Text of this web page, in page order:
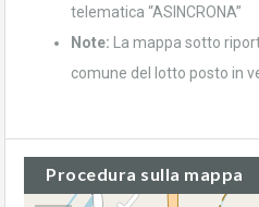
telematica “ASINCRONA”
Note: La mappa sotto
comune del lotto posto in
Procedura sulla mappa